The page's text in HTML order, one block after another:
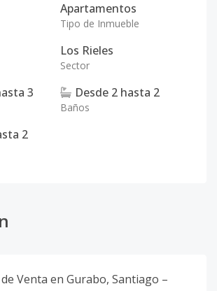
Apartamentos
Tipo de Inmueble
Los Rieles
Sector
3 Desde 2 hasta 2
Baños
2
Venta en Gurabo, Santiago –